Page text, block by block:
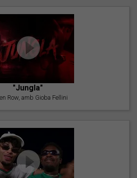
"Jungla"
Row, amb Gioba Fellini